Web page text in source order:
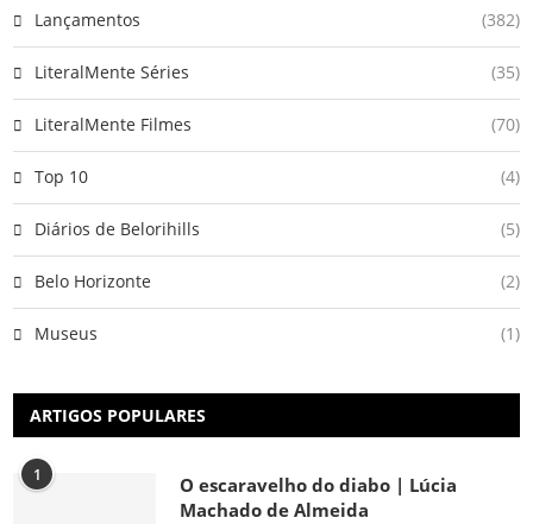
Lançamentos (382)
LiteralMente Séries (35)
LiteralMente Filmes (70)
Top 10 (4)
Diários de Belorihills (5)
Belo Horizonte (2)
Museus (1)
ARTIGOS POPULARES
1
O escaravelho do diabo | Lúcia
Machado de Almeida